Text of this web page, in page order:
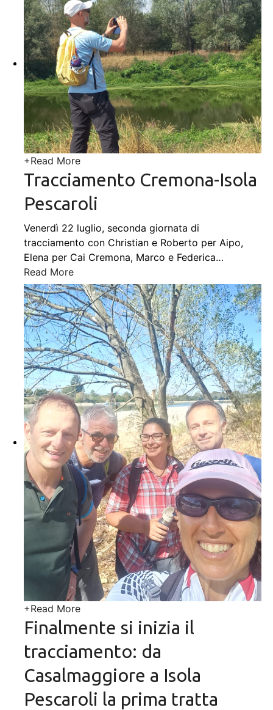
+Read More
Tracciamento Cremona-Isola
Pescaroli
Venerdì 22 luglio, seconda giornata di
tracciamento con Christian e Roberto per Aipo,
Elena per Cai Cremona, Marco e Federica…
Read More
+Read More
Finalmente si inizia il
tracciamento: da
Casalmaggiore a Isola
Pescaroli la prima tratta